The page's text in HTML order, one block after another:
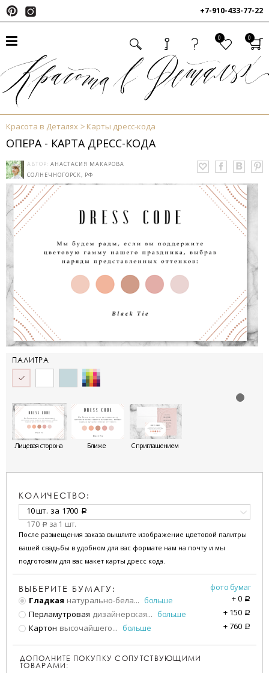
+7-910-433-77-22
0 0
Красота в Деталях Карты дресс-кода
ОПЕРА - КАРТА ДРЕСС-КОДА
АВТОР: АНАСТАСИЯ МАКАРОВА
СОЛНЕЧНОГОРСК, РФ
ПАЛИТРА
Лицевая сторона Ближе С приглашением
КОЛИЧЕСТВО:
10 шт. за 1700 a
170 a за 1 шт.
После размещения заказа вышлите изображение цветовой палитры
вашей свадьбы в удобном для вас формате нам на почту и мы
подготовим для вас макет карты дресс кода.
ВЫБЕРИТЕ БУМАГУ:
фото бумаг
Гладкая натурально-бела... больше +0 a
Перламутровая дизайнерская... больше + 150 a
Картон высочайшего... больше +760 a
ДОПОЛНИТЕ ПОКУПКУ СОПУТСТВУЮЩИМИ
ТОВАРАМИ: